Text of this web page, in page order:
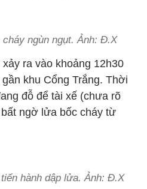
ngùn ngụt. Ảnh: Đ.X
ra vào khoảng 12h30
khu Cổng Trắng. Thời
đỗ để tài xế (chưa rõ
ngờ lửa bốc cháy từ
hành dập lửa. Ảnh: Đ.X